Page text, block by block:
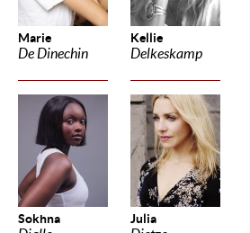
Marie
De Dinechin
Kellie
Delkeskamp
Sokhna Julia